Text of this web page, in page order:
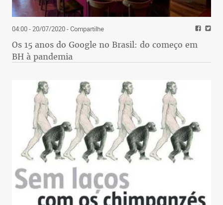
04:00 - 20/07/2020- Compartilhe
Os 15 anos do Google no Brasil: do começo em
BH à pandemia